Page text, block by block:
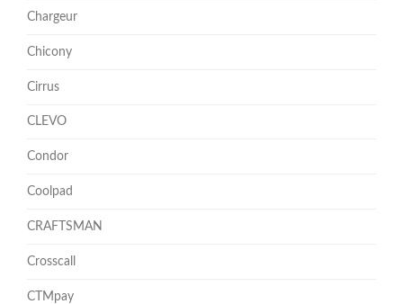
Chargeur
Chicony
Cirrus
CLEVO
Condor
Coolpad
CRAFTSMAN
Crosscall
CTMpay